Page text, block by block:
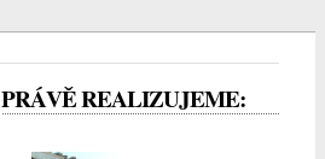
PRÁVĚ REALIZUJEME: